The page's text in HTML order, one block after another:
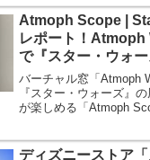
パクト大な秋冬アイテム
Atmoph Scope |
レポート！
で『スター・ウォ
楽しめる【PR】
バーチャル窓「Atmoph
『スター・ウォーズ』
が楽しめる「Atmoph
ディズニーストア